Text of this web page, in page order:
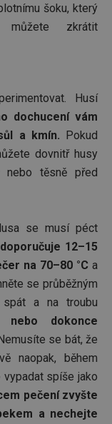
šoku, který
můžete zkrátit
Husí
dochucení vám
a kmín. Pokud
dovnitř husy
nebo těsně před
se musí péct
12–15
na 70–80 °C a
se průběžným
a na troubu
nebo dokonce
se bát, že
naopak, během
spíše jako
pečení zvyšte
a nechejte